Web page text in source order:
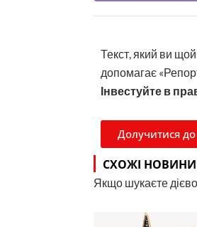
Текст, який ви
допомагає
Інвестуйте в
Долучитися
СХОЖІ НОВИНИ
Якщо шукаєте